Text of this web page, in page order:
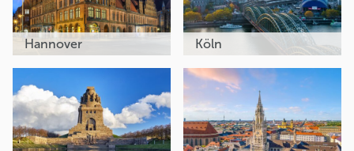
Hannover Köln